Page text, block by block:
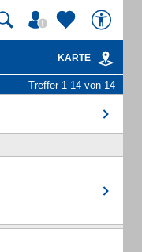
KARTE
Treffer 1-14 von 14